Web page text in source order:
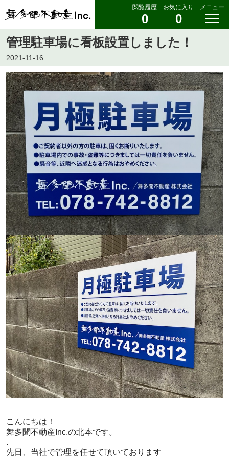
閲覧履歴
0
お気に入り
0
メニュー
管理駐車場に看板設置しました！
2021-11-16
こんにちは！
舞多聞不動産Inc.の北本です。
.
先日、当社で管理を任せて頂いております